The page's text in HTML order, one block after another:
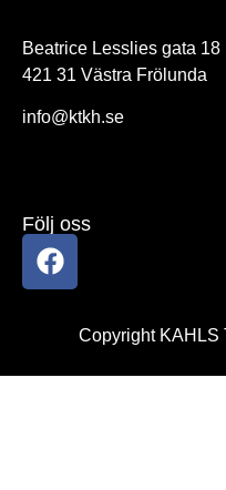
Beatrice Lesslies gata 18
421 31 Västra Frölunda
info@ktkh.se
Följ oss
Copyright KAHLS